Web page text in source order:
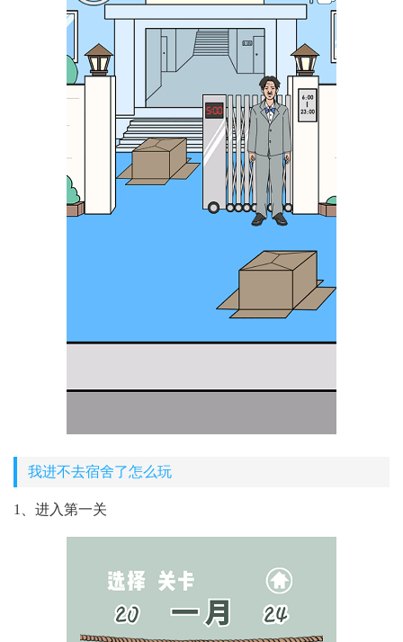
我进不去宿舍了怎么玩
1、进入第一关